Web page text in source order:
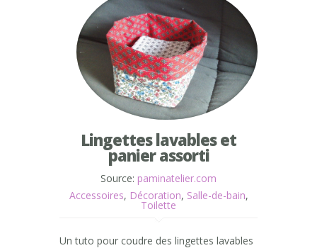
Lingettes lavables et
panier assorti
Source: paminatelier.com
Accessoires, Décoration, Salle-de-bain,
Toilette
Un tuto pour coudre des lingettes lavables